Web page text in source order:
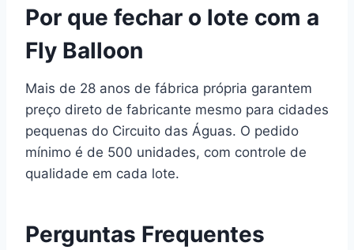
Por que fechar o lote com a
Fly Balloon
Mais de 28 anos de fábrica própria garantem
preço direto de fabricante mesmo para cidades
pequenas do Circuito das Águas. O pedido
mínimo é de 500 unidades, com controle de
qualidade em cada lote.
Perguntas Frequentes